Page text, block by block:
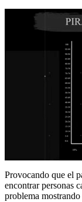
Provocando que el
encontrar personas
problema